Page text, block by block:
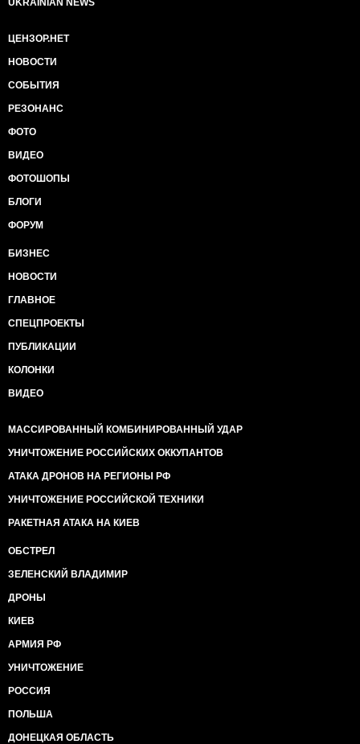
UKRAINIAN NEWS
ЦЕНЗОР.НЕТ
НОВОСТИ
СОБЫТИЯ
РЕЗОНАНС
ФОТО
ВИДЕО
ФОТОШОПЫ
БЛОГИ
ФОРУМ
БИЗНЕС
НОВОСТИ
ГЛАВНОЕ
СПЕЦПРОЕКТЫ
ПУБЛИКАЦИИ
КОЛОНКИ
ВИДЕО
МАССИРОВАННЫЙ КОМБИНИРОВАННЫЙ УДАР
УНИЧТОЖЕНИЕ РОССИЙСКИХ ОККУПАНТОВ
АТАКА ДРОНОВ НА РЕГИОНЫ РФ
УНИЧТОЖЕНИЕ РОССИЙСКОЙ ТЕХНИКИ
РАКЕТНАЯ АТАКА НА КИЕВ
ОБСТРЕЛ
ЗЕЛЕНСКИЙ ВЛАДИМИР
ДРОНЫ
КИЕВ
АРМИЯ РФ
УНИЧТОЖЕНИЕ
РОССИЯ
ПОЛЬША
ДОНЕЦКАЯ ОБЛАСТЬ